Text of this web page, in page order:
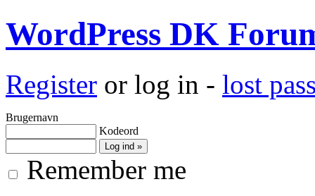
WordPress DK
Register or log in - lost
Brugernavn
Kodeord
Remember me